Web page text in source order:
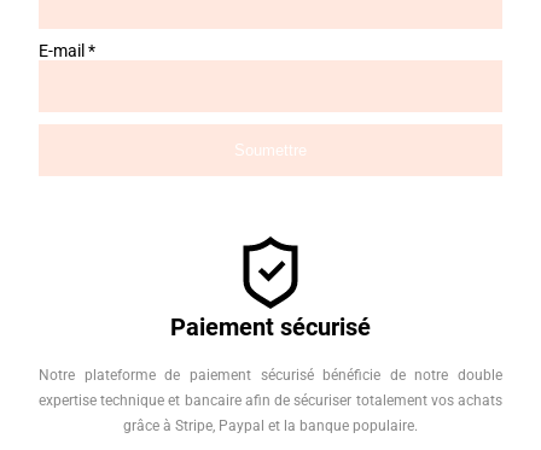
E-mail *
Paiement sécurisé
Notre plateforme de paiement sécurisé bénéficie de notre double
expertise technique et bancaire afin de sécuriser totalement vos achats
grâce à Stripe, Paypal et la banque populaire.